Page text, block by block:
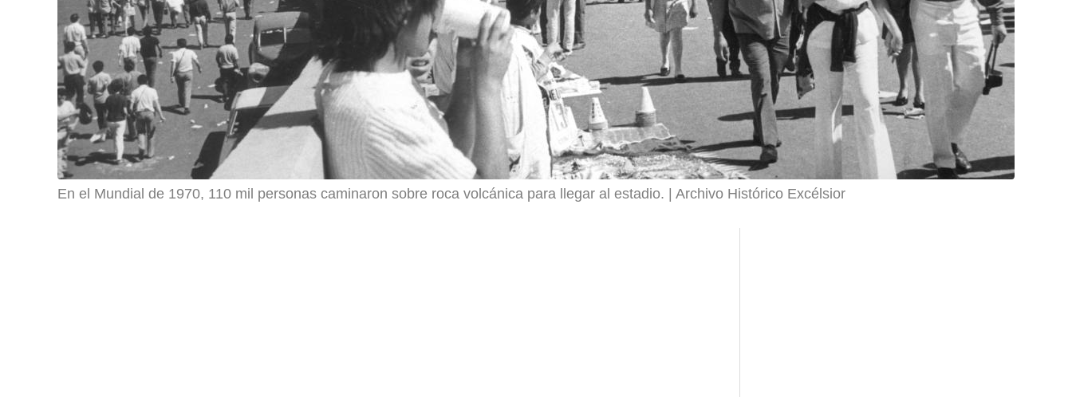
En el Mundial de 1970, 110 mil personas caminaron sobre roca volcánica para llegar al estadio. Archivo Histórico Excélsior